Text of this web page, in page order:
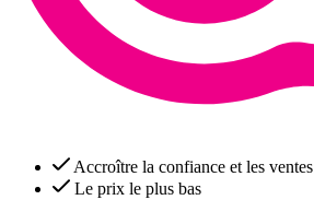
Accroître la confiance et les ventes
Le prix le plus bas